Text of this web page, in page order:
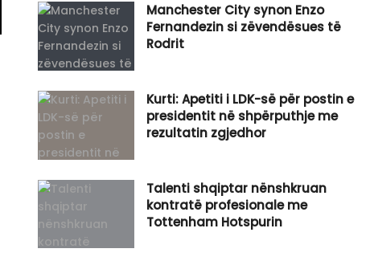
Manchester City synon Enzo
Fernandezin si zëvendësues të
Rodrit
Kurti: Apetiti i LDK-së për postin e
presidentit në shpërputhje me
rezultatin zgjedhor
Talenti shqiptar nënshkruan
kontratë profesionale me
Tottenham Hotspurin